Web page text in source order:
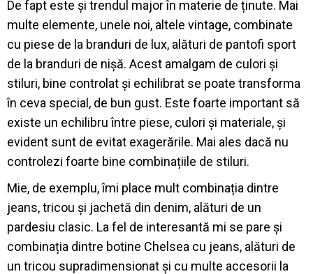
De fapt este și trendul major în materie de ținute. Mai
multe elemente, unele noi, altele vintage, combinate
cu piese de la branduri de lux, alături de pantofi sport
de la branduri de nișă. Acest amalgam de culori și
stiluri, bine controlat și echilibrat se poate transforma
în ceva special, de bun gust. Este foarte important să
existe un echilibru între piese, culori și materiale, și
evident sunt de evitat exagerările. Mai ales dacă nu
controlezi foarte bine combinațiile de stiluri.
Mie, de exemplu, îmi place mult combinația dintre
jeans, tricou și jachetă din denim, alături de un
pardesiu clasic. La fel de interesantă mi se pare și
combinația dintre botine Chelsea cu jeans, alături de
un tricou supradimensionat și cu multe accesorii la